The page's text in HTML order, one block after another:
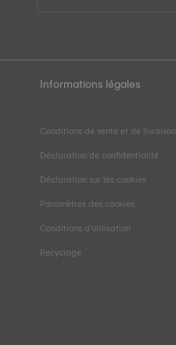
Informations légales
Conditions de vente et de livraison
Déclaration de confidentialité
Déclaration sur les cookies
Paramètres des cookies
Conditions d'utilisation
Recyclage